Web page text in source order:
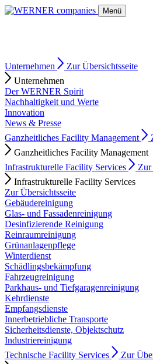
Skip
Menü
Unternehmen
Zur Übersichtsseite
Unternehmen
Der WERNER Spirit
Nachhaltigkeit und Werte
Innovation
News & Presse
Ganzheitliches Facility Management
Ganzheitliches Facility Management
Infrastrukturelle Facility Services
Zur
Infrastrukturelle Facility Services
Zur Übersichtsseite
Gebäudereinigung
Glas- und Fassadenreinigung
Desinfizierende Reinigung
Reinraumreinigung
Grünanlagenpflege
Winterdienst
Schädlingsbekämpfung
Fahrzeugreinigung
Parkhaus- und Tiefgaragenreinigung
Kehrdienste
Empfangsdienste
Innerbetriebliche Transporte
Sicherheitsdienste, Objektschutz
Industriereinigung
Technische Facility Services
Zur